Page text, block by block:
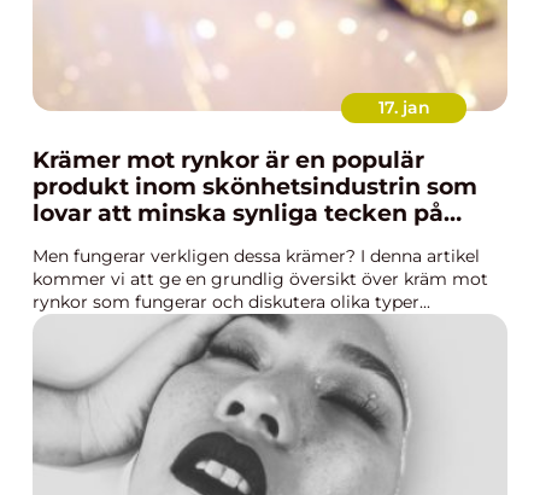
17. jan
Krämer mot rynkor är en populär
produkt inom skönhetsindustrin som
lovar att minska synliga tecken på
Men fungerar verkligen dessa krämer? I denna artikel
kommer vi att ge en grundlig översikt över kräm mot
rynkor som fungerar och diskutera olika typer...